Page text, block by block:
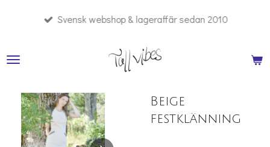
Svensk webshop & lageraffär sedan 2010
Beige
festklänning